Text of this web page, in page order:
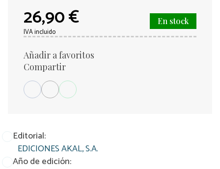
Editorial:
EDICIONES AKAL, S.A.
Año de edición:
26,90 €
IVA incluido
En stock
Añadir a favoritos
Compartir